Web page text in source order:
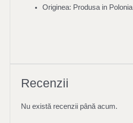
Originea: Produsa in Polonia
Recenzii
Nu există recenzii până acum.